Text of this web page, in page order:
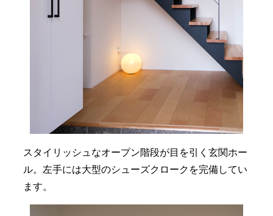
スタイリッシュなオープン階段が目を引く玄関ホー
ル。左手には大型のシューズクロークを完備してい
ます。